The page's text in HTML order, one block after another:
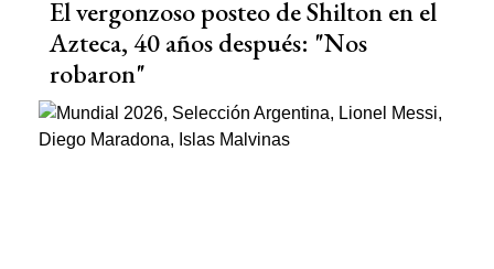
El vergonzoso posteo de Shilton en el
Azteca, 40 años después: "Nos
robaron"